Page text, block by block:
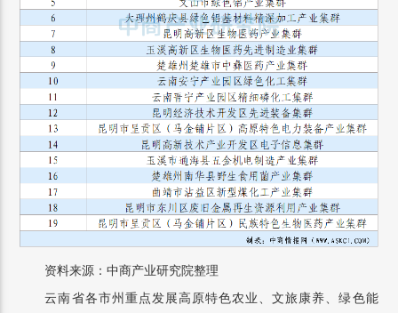
资料来源：中商产业研究院整理
云南省各市州重点发展高原特色农业、文旅康养、绿色能